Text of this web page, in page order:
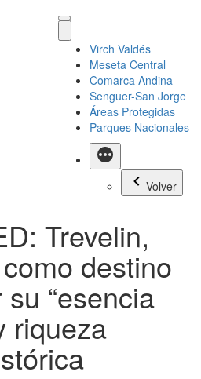
Virch Valdés
Meseta Central
Comarca Andina
Senguer-San Jorge
Áreas Protegidas
Parques Nacionales
Más
Volver
Trevelin,
destino
“esencia
riqueza